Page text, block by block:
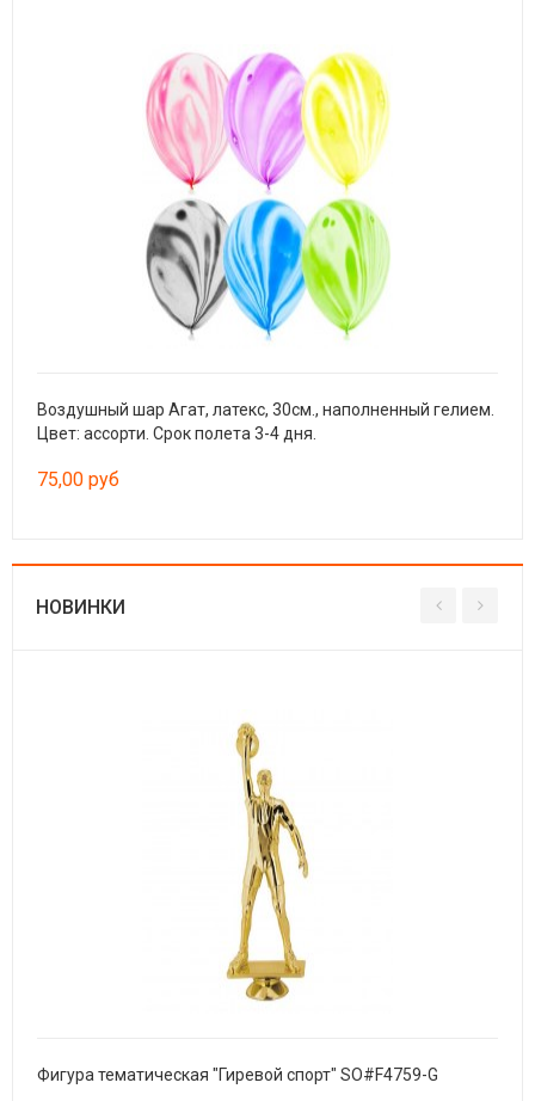
Воздушный шар Агат, латекс, 30см., наполненный гелием.
Цвет: ассорти. Срок полета 3-4 дня.
75,00 руб
НОВИНКИ
Фигура тематическая "Гиревой спорт" SO#F4759-G